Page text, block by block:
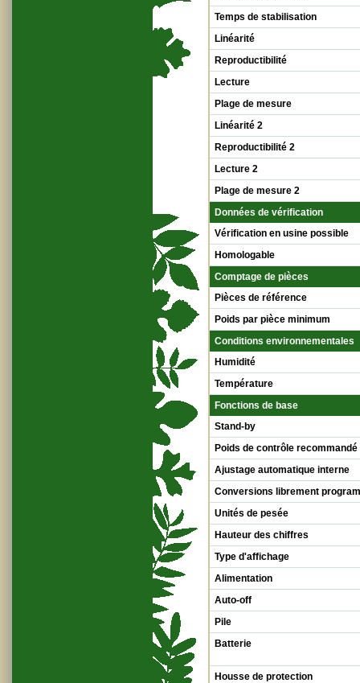
Temps de stabilisation
Linéarité
Reproductibilité
Lecture
Plage de mesure
Linéarité 2
Reproductibilité 2
Lecture 2
Plage de mesure 2
Données de vérification
Vérification en usine possible
Homologable
Comptage de pièces
Pièces de référence
Poids par pièce minimum
Conditions environnementales
Humidité
Température
Fonctions de base
Stand-by
Poids de contrôle recommandé
Ajustage automatique interne
Conversions librement
Unités de pesée
Hauteur des chiffres
Type d'affichage
Alimentation
Auto-off
Pile
Batterie
Housse de protection